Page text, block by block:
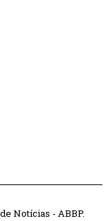
Notícias - ABBP.